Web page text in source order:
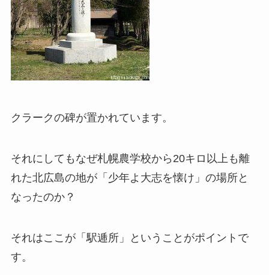
クラークの碑が置かれています。
それにしてもなぜ札幌農学校から20キロ以上も離
れた北広島の地が「少年よ大志を懐け」の場所と
なったのか？
それはここが「駅逓所」ということがポイントで
す。